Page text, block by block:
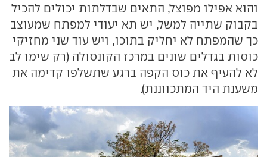
והוא אפילו מפוצל, התאים שבדלתות יכולים להכיל
בקבוק שתייה למשל, יש תא יעודי למפתח שמעוצב
כך שהמפתח לא יחליק בתוכו, ויש עוד שני מחזיקי
כוסות בגדלים שונים במרכז הקונסולה (רק שימו לב
לא להעיף את כוס הקפה ברגע שתשלפו קדימה את
משענת היד המתכווננת).